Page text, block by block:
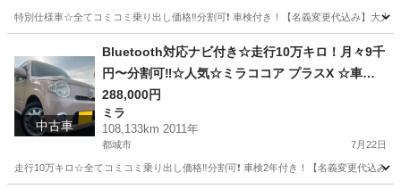
特別仕様車☆全てコミコミ乗り出し価格‼️分割可❗️ 車検付き！【名義変更代込み】
中古車
Bluetooth対応ナビ付き☆走行10万キロ！月々9千
円〜分割可‼️☆人気☆ミラココア プラスX ☆車検2
年付き！【名義変更代込み】Bluetooth対応ナビ
付き☆走行中DVD見れます☆圧迫感無くおしゃれ
な内装☆ドライブレコーダー付き☆そのまま乗っ
288,000円
ミラ
108,133km 2011年
都城市 7月22日
走行10万キロ☆全てコミコミ乗り出し価格‼️分割可❗️ 車検2年付き！【名義変更代込